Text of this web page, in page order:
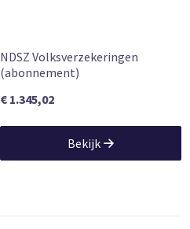
NDSZ Volksverzekeringen
(abonnement)
€ 1.345,02
Bekijk